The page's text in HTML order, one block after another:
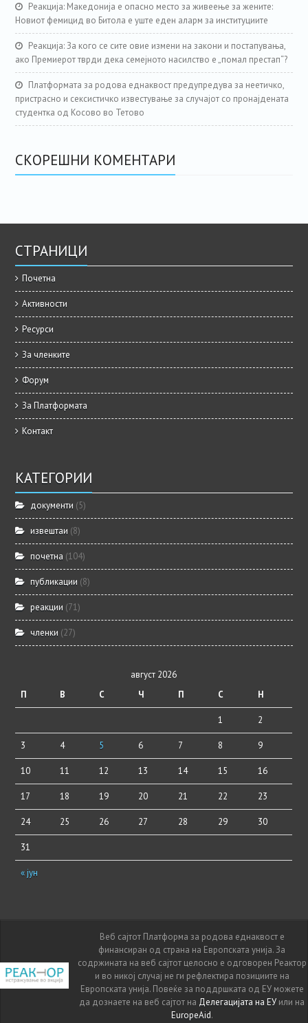
Реакција: Македонија е опасно место за живеење за жените:
Новиот фемицид во Битола е уште еден аларм за институциите
Реакција: За кого се сите овие измени на закони и постапувања,
ако Премиерот тврди дека семејното насилство е „помал престап“?
Платформата за родова еднаквост предупредува за неетичко,
пристрасно и сексистичко известување за случајот со пронајдената
студентка од Косово во Тетово
СКОРЕШНИ КОМЕНТАРИ
СТРАНИЦИ
Почетна
Активности
Ресурси
За членките
Форум
За Платформата
Контакт
КАТЕГОРИИ
документи (5)
извештаи (8)
почетна (104)
публикации (8)
реакции (71)
членки (27)
август 2026
П
В С Ч П С Н
« јун
1 2
3 4 5 6 7 8 9
10 11 12 13 14 15 16
17 18 19 20 21 22 23
24 25 26 27 28 29 30
31
Веб сајтот Платформа за родова еднаквост е
финансиран од страна на Европската унија. За
содржината на веб сајтот целосно е одговорен Реактор
и во никој случај не ги рефлектира позициите на
Европската унија. Повеќе за поддршката од ЕУ можете
да дознаете на веб сајтот на Делегацијата на ЕУ или на
EuropeAid.